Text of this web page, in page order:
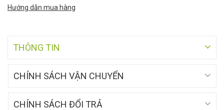
Hướng dẫn mua hàng
THÔNG TIN
CHÍNH SÁCH VẬN CHUYỂN
CHÍNH SÁCH ĐỔI TRẢ